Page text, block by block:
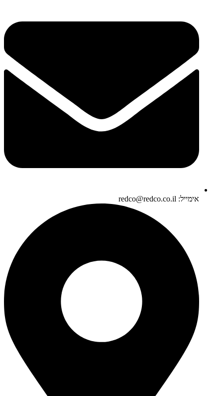
אימייל: redco@redco.co.il